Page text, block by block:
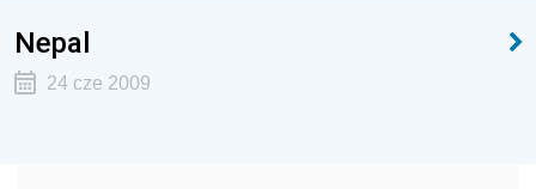
Nepal
24 cze 2009